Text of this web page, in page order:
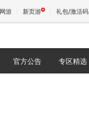
游 新页游 礼包/激活码
官方公告 专区精选